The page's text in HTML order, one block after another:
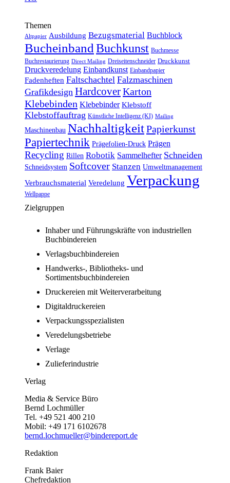
Themen
Altpapier Ausbildung Bezugsmaterial Buchblock
BucheinbandBuchkunst Buchmesse
Buchrestaurierung Direct Mailing Dreiseitenschneider Druckkunst
Druckveredelung Einbandkunst Einbandpapier
Fadenheften Faltschachtel Falzmaschinen
Grafikdesign HardcoverKarton
Klebebinden Klebebinder Klebstoff
Klebstoffauftrag Künstliche Intelligenz (KI) Mailing
Maschinenbau NachhaltigkeitPapierkunst
Papiertechnik Prägefolien-Druck Prägen
Recycling Rillen Robotik Sammelhefter Schneiden
Schneidsystem Softcover Stanzen Umweltmanagement
Verbrauchsmaterial Veredelung Verpackung
Wellpappe
Zielgruppen
Inhaber und Führungskräfte von industriellen
Buchbindereien
Verlagsbuchbindereien
Handwerks-, Bibliotheks- und
Sortimentsbuchbindereien
Druckereien mit Weiterverarbeitung
Digitaldruckereien
Verpackungsspezialisten
Veredelungsbetriebe
Verlage
Zulieferindustrie
Verlag
Media & Service Büro
Bernd Lochmüller
Tel. +49 521 400 210
Mobil: +49 171 6102678
bernd.lochmueller@bindereport.de
Redaktion
Frank Baier
Chefredaktion